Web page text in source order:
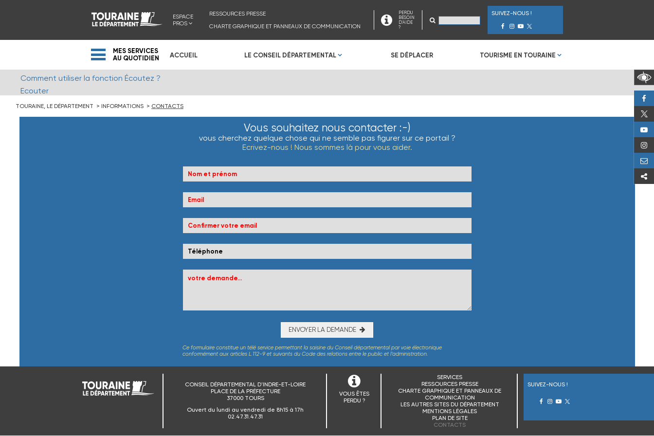
ESPACE
PROS
RESSOURCES PRESSE
CHARTE GRAPHIQUE ET PANNEAUX DE COMMUNICATION
PERDU
BESOIN
D'AIDE
?
SUIVEZ-NOUS !
MES SERVICES
AU QUOTIDIEN
ACCUEIL LE CONSEIL DÉPARTEMENTAL SE DÉPLACER TOURISME EN TOURAINE
Comment utiliser la fonction Écoutez ?
Ecouter
TOURAINE, LE DÉPARTEMENT INFORMATIONS CONTACTS
Vous souhaitez nous contacter :-)
vous cherchez quelque chose qui ne semble pas figurer sur ce portail ?
Ecrivez-nous ! Nous sommes là pour vous aider.
ENVOYER LA DEMANDE
Ce formulaire constitue un télé service permettant la saisine du Conseil départemental par voie électronique
conformément aux articles L.112-9 et suivants du Code des relations entre le public et l’administration.
CONSEIL DÉPARTEMENTAL D'INDRE-ET-LOIRE
PLACE DE LA PRÉFECTURE
37000 TOURS
Ouvert du lundi au vendredi de 8h15 à 17h
02.47.31.47.31
VOUS ÊTES
PERDU ?
SERVICES
RESSOURCES PRESSE
CHARTE GRAPHIQUE ET PANNEAUX DE
COMMUNICATION
LES AUTRES SITES DU DÉPARTEMENT
MENTIONS LÉGALES
PLAN DE SITE
CONTACTS
SUIVEZ-NOUS !